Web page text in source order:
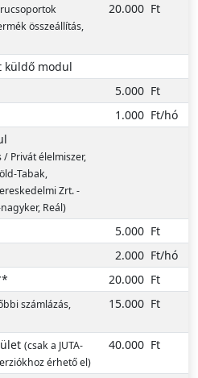
összeállítás,
20.000 Ft
küldő modul
5.000 Ft
1.000 Ft/hó
Privát élelmiszer,
Tabak,
Zrt. -
Reál)
5.000 Ft
2.000 Ft/hó
20.000 Ft
számlázás,
15.000 Ft
(csak a JUTA-
érhető el)
40.000 Ft